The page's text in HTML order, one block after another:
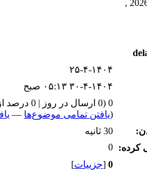
07-08-2026 ,
۲۵-۴-۱۴۰۴
۳۰-۴-۱۴۰۴ ۰۵:۱۳ صبح
0 (0 ارسال در روز | 0 درصد از کل ارسال‌ها)
(یافتن تمامی موضوع‌ها —
30 ثانیه
کرده: 0
0
[جزییات]